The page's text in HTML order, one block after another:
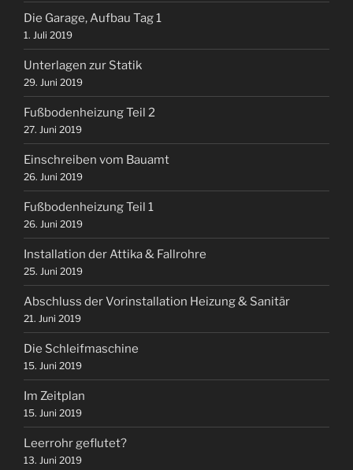
Die Garage, Aufbau Tag 1
1. Juli 2019
Unterlagen zur Statik
29. Juni 2019
Fußbodenheizung Teil 2
27. Juni 2019
Einschreiben vom Bauamt
26. Juni 2019
Fußbodenheizung Teil 1
26. Juni 2019
Installation der Attika & Fallrohre
25. Juni 2019
Abschluss der Vorinstallation Heizung & Sanitär
21. Juni 2019
Die Schleifmaschine
15. Juni 2019
Im Zeitplan
15. Juni 2019
Leerrohr geflutet?
13. Juni 2019